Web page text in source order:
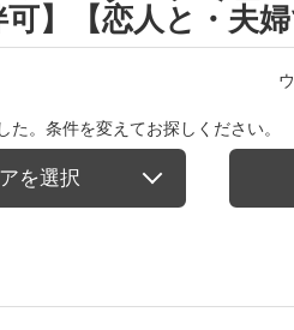
可】【恋人と・夫婦
た。条件を変えてお探しください。
を選択